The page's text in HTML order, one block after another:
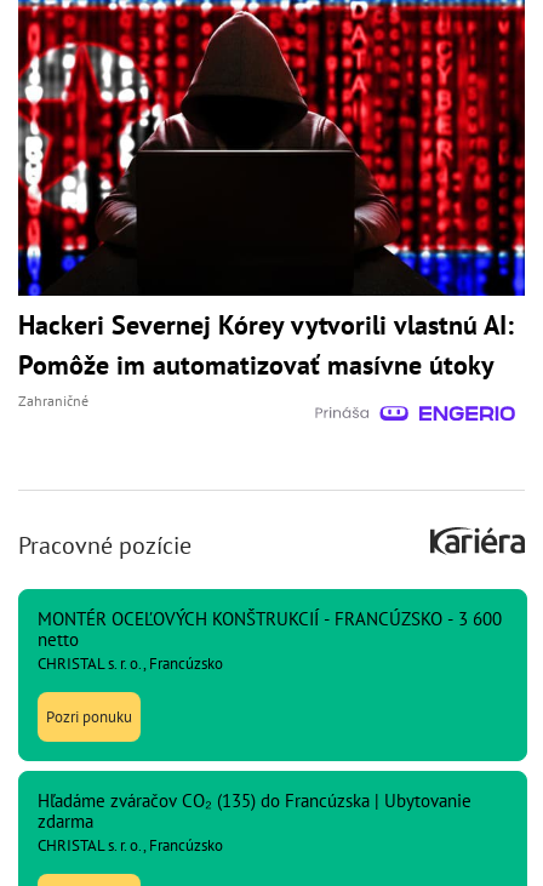
Hackeri Severnej Kórey vytvorili vlastnú AI:
Pomôže im automatizovať masívne útoky
Zahraničné
Pracovné pozície
MONTÉR OCEĽOVÝCH KONŠTRUKCIÍ - FRANCÚZSKO - 3 600
netto
CHRISTAL s. r. o., Francúzsko
Pozri ponuku
Hľadáme zváračov CO₂ (135) do Francúzska | Ubytovanie
zdarma
CHRISTAL s. r. o., Francúzsko